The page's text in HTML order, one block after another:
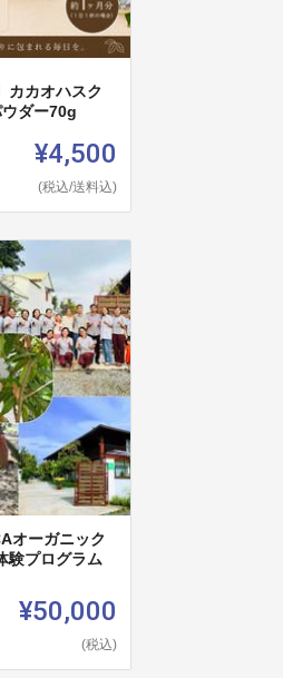
カカオハスク
ダー70g
¥4,500
(税込/送料込)
オーガニック
験プログラム
¥50,000
(税込)